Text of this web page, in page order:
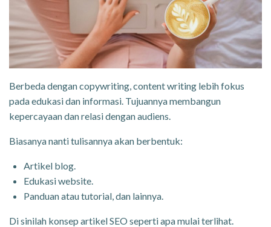
Berbeda dengan copywriting, content writing lebih fokus
pada edukasi dan informasi. Tujuannya membangun
kepercayaan dan relasi dengan audiens.
Biasanya nanti tulisannya akan berbentuk:
Artikel blog.
Edukasi website.
Panduan atau tutorial, dan lainnya.
Di sinilah konsep artikel SEO seperti apa mulai terlihat.